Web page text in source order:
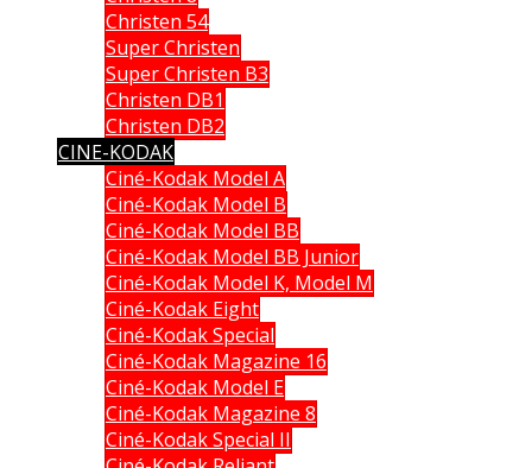
Christen 54
Super Christen
Super Christen B3
Christen DB1
Christen DB2
CINE-KODAK
Ciné-Kodak Model A
Ciné-Kodak Model B
Ciné-Kodak Model BB
Ciné-Kodak Model BB Junior
Ciné-Kodak Model K, Model M
Ciné-Kodak Eight
Ciné-Kodak Special
Ciné-Kodak Magazine 16
Ciné-Kodak Model E
Ciné-Kodak Magazine 8
Ciné-Kodak Special II